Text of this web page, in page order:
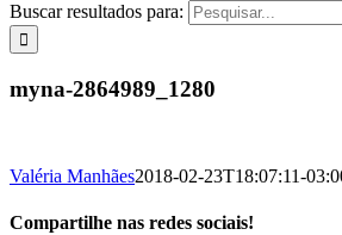
Buscar resultados para:
myna-2864989_1280
Valéria Manhães2018-02-23T18:07:11-
Compartilhe nas redes sociais!